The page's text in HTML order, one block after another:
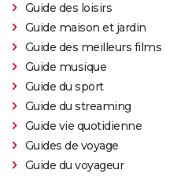
Guide des loisirs
Guide maison et jardin
Guide des meilleurs films
Guide musique
Guide du sport
Guide du streaming
Guide vie quotidienne
Guides de voyage
Guide du voyageur